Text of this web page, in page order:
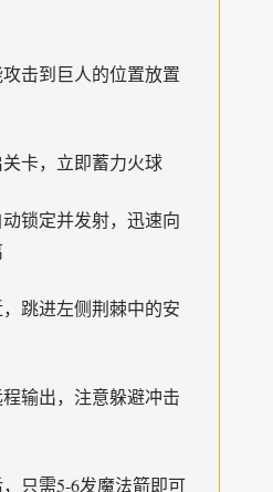
击到巨人的位置放置
卡，立即蓄力火球
锁定并发射，迅速向
跳进左侧荆棘中的安
输出，注意躲避冲击
只需5-6发魔法箭即可